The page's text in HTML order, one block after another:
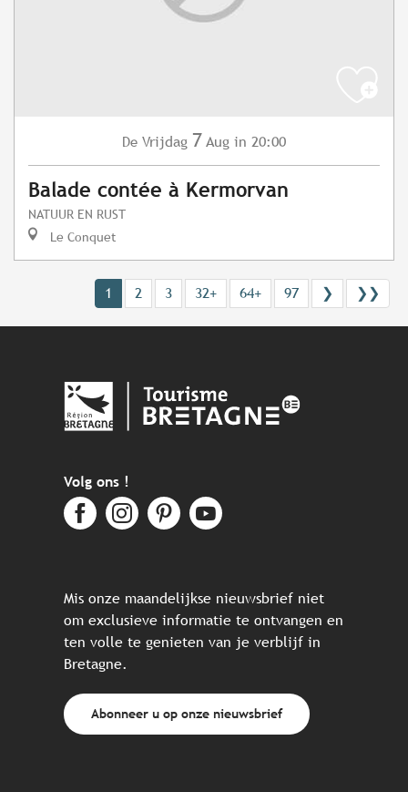
De Vrijdag 7 Aug in 20:00
Balade contée à Kermorvan
NATUUR EN RUST
Le Conquet
1 2 3 32+ 64+ 97 ❯ ❯❯
Volg ons !
Mis onze maandelijkse nieuwsbrief niet
om exclusieve informatie te ontvangen en
ten volle te genieten van je verblijf in
Bretagne.
Abonneer u op onze nieuwsbrief